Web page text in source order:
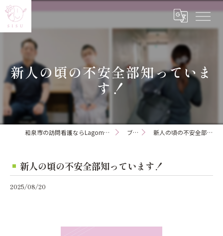
新人の頃の不安全部知っていま
す！
和泉市の訪問看護ならLagom訪問看護ステーション ブログ 新人の頃の不安全部知っています！
新人の頃の不安全部知っています！
2025/08/20